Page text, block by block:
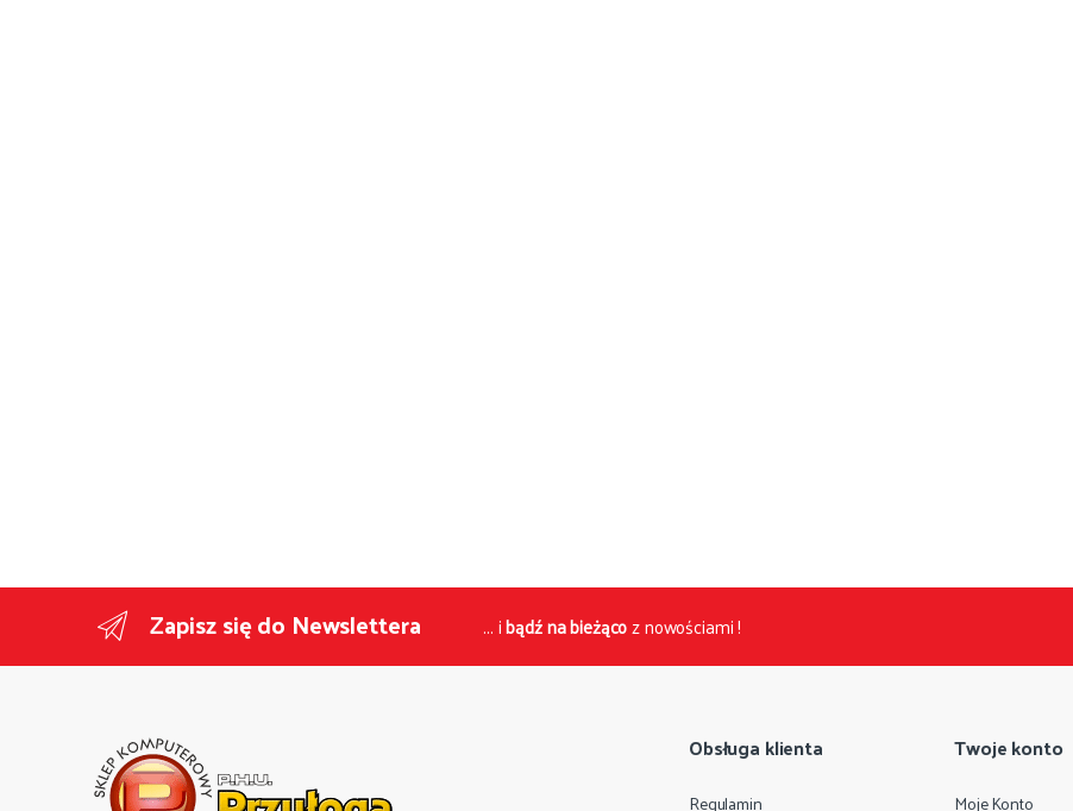
Zapisz się do Newslettera ... ibądź na bieżącoz nowościami !
Obsługa klienta
Regulamin
Twoje konto
Moje Konto